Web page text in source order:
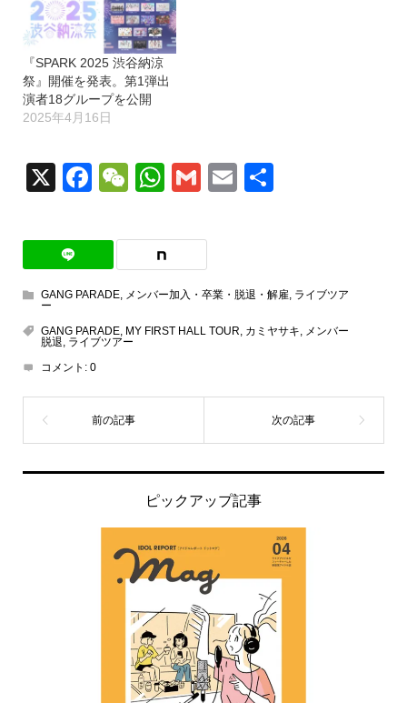
『SPARK 2025 渋谷納涼
祭』開催を発表。第1弾出
演者18グループを公開
2025年4月16日
X Facebook
WeChat
WhatsApp
GmailEmail
GANG PARADE, メンバー加入・卒業・脱退・解雇, ライブツア
ー
GANG PARADE, MY FIRST HALL TOUR, カミヤサキ, メンバー
脱退, ライブツアー
コメント: 0
ピックアップ記事